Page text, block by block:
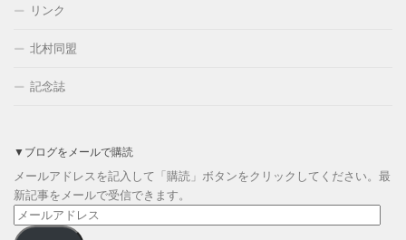
リンク
北村同盟
記念誌
▼ブログをメールで購読
メールアドレスを記入して「購読」ボタンをクリックしてください。最
新記事をメールで受信できます。
メ
ー